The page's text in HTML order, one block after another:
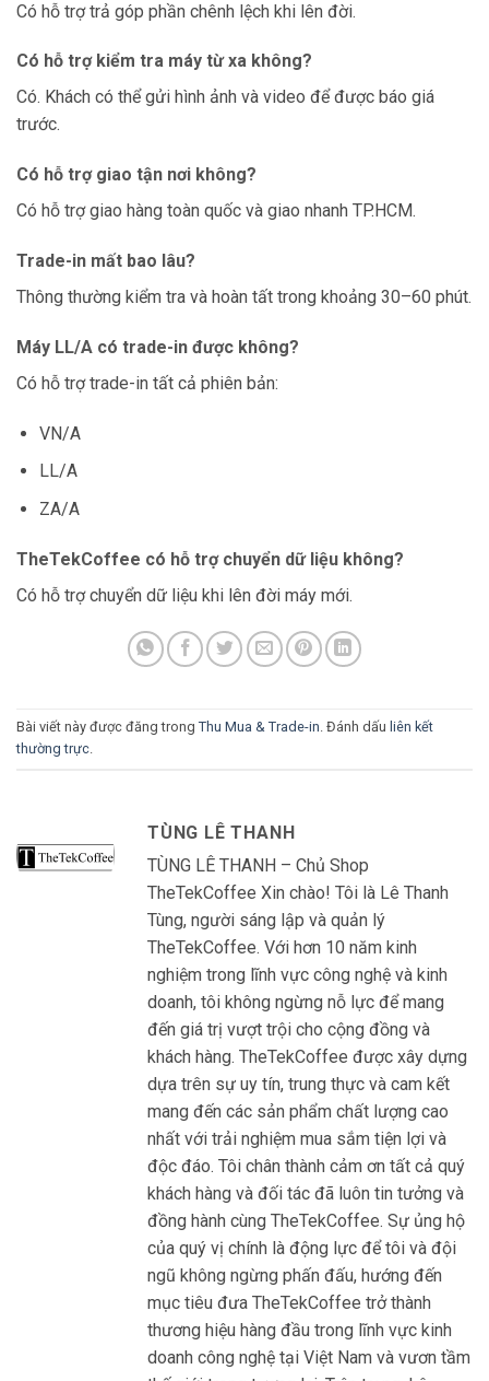
Có hỗ trợ trả góp phần chênh lệch khi lên đời.
Có hỗ trợ kiểm tra máy từ xa không?
Có. Khách có thể gửi hình ảnh và video để được báo giá
trước.
Có hỗ trợ giao tận nơi không?
Có hỗ trợ giao hàng toàn quốc và giao nhanh TP.HCM.
Trade-in mất bao lâu?
Thông thường kiểm tra và hoàn tất trong khoảng 30–60 phút.
Máy LL/A có trade-in được không?
Có hỗ trợ trade-in tất cả phiên bản:
VN/A
LL/A
ZA/A
TheTekCoffee có hỗ trợ chuyển dữ liệu không?
Có hỗ trợ chuyển dữ liệu khi lên đời máy mới.
Bài viết này được đăng trong Thu Mua & Trade-in . Đánh dấu liên kết
thường trực
TÙNG LÊ THANH
TÙNG LÊ THANH – Chủ Shop
TheTekCoffee Xin chào! Tôi là Lê Thanh
Tùng, người sáng lập và quản lý
TheTekCoffee. Với hơn 10 năm kinh
nghiệm trong lĩnh vực công nghệ và kinh
doanh, tôi không ngừng nỗ lực để mang
đến giá trị vượt trội cho cộng đồng và
khách hàng. TheTekCoffee được xây dựng
dựa trên sự uy tín, trung thực và cam kết
mang đến các sản phẩm chất lượng cao
nhất với trải nghiệm mua sắm tiện lợi và
độc đáo. Tôi chân thành cảm ơn tất cả quý
khách hàng và đối tác đã luôn tin tưởng và
đồng hành cùng TheTekCoffee. Sự ủng hộ
của quý vị chính là động lực để tôi và đội
ngũ không ngừng phấn đấu, hướng đến
mục tiêu đưa TheTekCoffee trở thành
thương hiệu hàng đầu trong lĩnh vực kinh
doanh công nghệ tại Việt Nam và vươn tầm